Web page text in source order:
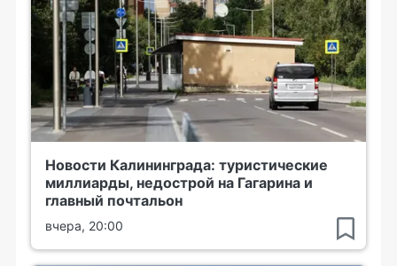
Новости Калининграда: туристические
миллиарды, недострой на Гагарина и
главный почтальон
вчера, 20:00